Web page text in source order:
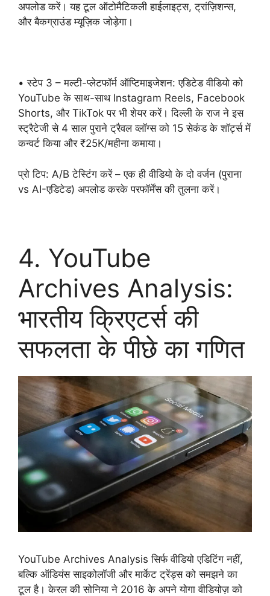
अपलोड करें। यह टूल ऑटोमैटिकली हाईलाइट्स, ट्रांज़िशन्स,
और बैकग्राउंड म्यूज़िक जोड़ेगा।
• स्टेप 3 – मल्टी-प्लेटफॉर्म ऑप्टिमाइजेशन: एडिटेड वीडियो को
YouTube के साथ-साथ Instagram Reels, Facebook
Shorts, और TikTok पर भी शेयर करें। दिल्ली के राज ने इस
स्ट्रैटेजी से 4 साल पुराने ट्रैवल व्लॉग्स को 15 सेकंड के शॉर्ट्स में
कन्वर्ट किया और ₹25K/महीना कमाया।
प्रो टिप: A/B टेस्टिंग करें – एक ही वीडियो के दो वर्जन (पुराना
vs AI-एडिटेड) अपलोड करके परफॉर्मेंस की तुलना करें।
4. YouTube
Archives Analysis:
भारतीय क्रिएटर्स की
सफलता के पीछे का गणित
YouTube Archives Analysis सिर्फ वीडियो एडिटिंग नहीं,
बल्कि ऑडियंस साइकोलॉजी और मार्केट ट्रेंड्स को समझने का
टूल है। केरल की सोनिया ने 2016 के अपने योगा वीडियोज़ को